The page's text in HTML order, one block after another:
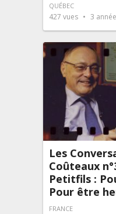
QUÉBEC
427 vues 3
Les
Coûteaux
Petitfils :
Pour être
FRANCE